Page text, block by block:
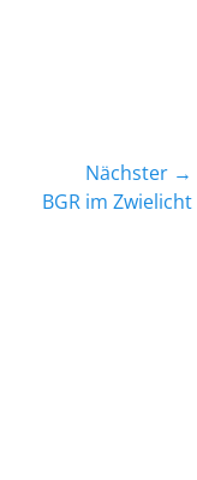
Nächster →
BGR im Zwielicht